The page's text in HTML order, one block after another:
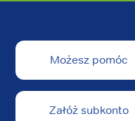
Możesz pomóc
Załóż subkonto